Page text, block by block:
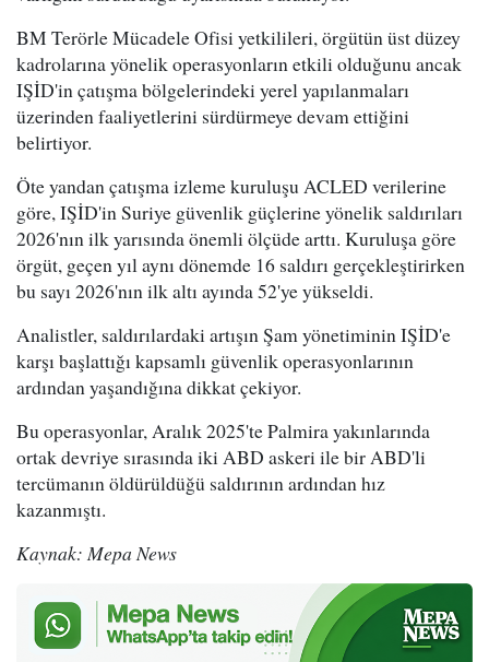
BM Terörle Mücadele Ofisi yetkilileri, örgütün üst düzey
kadrolarına yönelik operasyonların etkili olduğunu ancak
IŞİD'in çatışma bölgelerindeki yerel yapılanmaları
üzerinden faaliyetlerini sürdürmeye devam ettiğini
belirtiyor.
Öte yandan çatışma izleme kuruluşu ACLED verilerine
göre, IŞİD'in Suriye güvenlik güçlerine yönelik saldırıları
2026'nın ilk yarısında önemli ölçüde arttı. Kuruluşa göre
örgüt, geçen yıl aynı dönemde 16 saldırı gerçekleştirirken
bu sayı 2026'nın ilk altı ayında 52'ye yükseldi.
Analistler, saldırılardaki artışın Şam yönetiminin IŞİD'e
karşı başlattığı kapsamlı güvenlik operasyonlarının
ardından yaşandığına dikkat çekiyor.
Bu operasyonlar, Aralık 2025'te Palmira yakınlarında
ortak devriye sırasında iki ABD askeri ile bir ABD'li
tercümanın öldürüldüğü saldırının ardından hız
kazanmıştı.
Kaynak: Mepa News